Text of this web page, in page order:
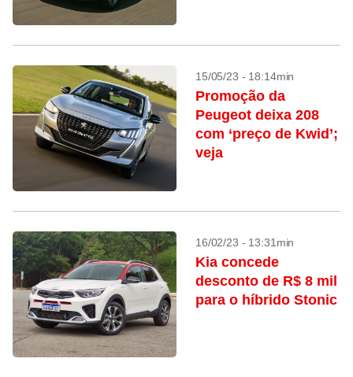
15/05/23 - 18:14min
Promoção da
Peugeot deixa 208
com ‘preço de Kwid’;
veja
16/02/23 - 13:31min
Kia concede
desconto de R$ 8 mil
para o híbrido Stonic